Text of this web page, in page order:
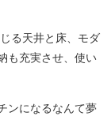
る天井と床、モダ
も充実させ、使い
ンになるなんて夢